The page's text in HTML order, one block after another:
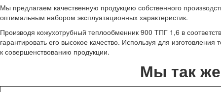
Мы предлагаем качественную продукцию собственного
оптимальным набором эксплуатационных характеристик.
Производя кожухотрубный теплообменник 900 ТПГ 1,6 в
гарантировать его высокое качество. Используя для
к совершенствованию продукции.
Мы так